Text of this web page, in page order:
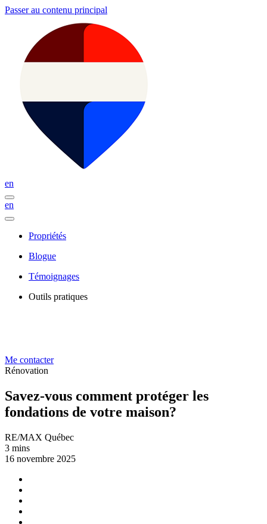
Passer au contenu principal
en
en
Propriétés
Blogue
Témoignages
Outils pratiques
Me contacter
Rénovation
Savez-vous comment protéger les
fondations de votre maison?
RE/MAX Québec
3 mins
16 novembre 2025